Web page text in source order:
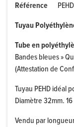
Référence
Tuyau
Tube en
Bandes bleues »
(Attestation de
Tuyau PEHD idéal
Diamètre 32mm.
Vendu par